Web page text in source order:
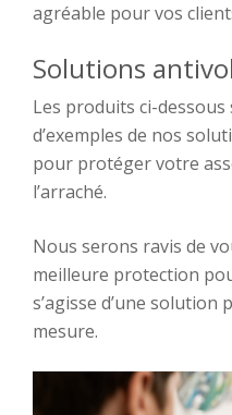
agréable pour vos
Solutions
Les produits ci-
d’exemples de nos
pour protéger votre
l’arraché.
Nous serons ravis de
meilleure protection
s’agisse d’une solution
mesure.